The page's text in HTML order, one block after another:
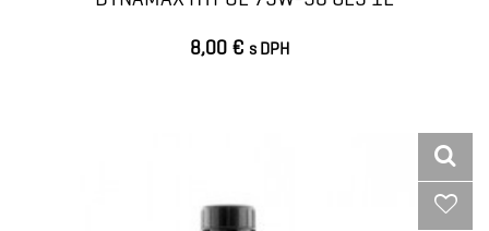
8,00 € s DPH